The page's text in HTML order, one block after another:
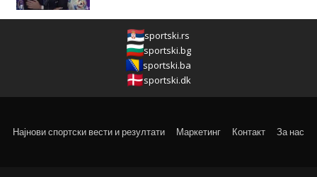
sportski.rs
sportski.bg
sportski.ba
sportski.dk
Најнови спортски вести и резултати Маркетинг Контакт За нас